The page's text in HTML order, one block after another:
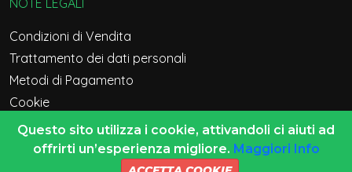
NOTE LEGALI
Condizioni di Vendita
Trattamento dei dati personali
Metodi di Pagamento
Cookie
Manutenzione
Questo sito utilizza i cookie, attivandoli ci aiuti ad
offrirti un’esperienza migliore. Maggiori Info